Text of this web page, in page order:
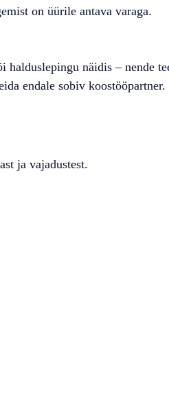
on üürile antava varaga.
näidis – nende
endale sobiv koostööpartner.
ja vajadustest.